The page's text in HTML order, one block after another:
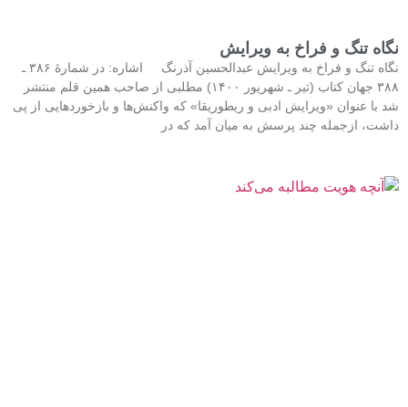
نگاه تنگ و فراخ به ویرایش
نگاه تنگ و فراخ به ویرایش عبدالحسین آذرنگ اشاره: در شمارهٔ ۳۸۶ ـ
۳۸۸ جهان کتاب (تیر ـ شهریور ۱۴۰۰) مطلبی از صاحب همین قلم منتشر
شد با عنوان «ویرایش ادبی و ریطوریقا» که واکنش‌ها و بازخوردهایی از پی
داشت، ازجمله چند پرسش به میان آمد که در